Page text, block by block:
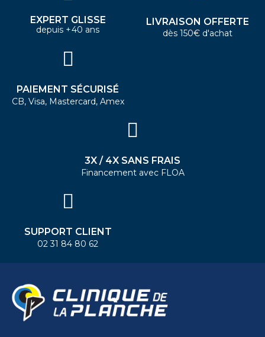
EXPERT GLISSE
depuis +40 ans
LIVRAISON OFFERTE
dès 150€ d'achat
PAIEMENT SÉCURISÉ
CB, Visa, Mastercard, Amex
3X / 4X SANS FRAIS
Financement avec FLOA
SUPPORT CLIENT
02 31 84 80 62